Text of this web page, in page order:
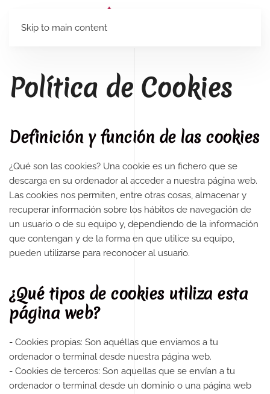
Skip to main content
Política de Cookies
Definición y función de las cookies
¿Qué son las cookies? Una cookie es un fichero que se
descarga en su ordenador al acceder a nuestra página web.
Las cookies nos permiten, entre otras cosas, almacenar y
recuperar información sobre los hábitos de navegación de
un usuario o de su equipo y, dependiendo de la información
que contengan y de la forma en que utilice su equipo,
pueden utilizarse para reconocer al usuario.
¿Qué tipos de cookies utiliza esta
página web?
- Cookies propias: Son aquéllas que enviamos a tu
ordenador o terminal desde nuestra página web.
- Cookies de terceros: Son aquellas que se envían a tu
ordenador o terminal desde un dominio o una página web